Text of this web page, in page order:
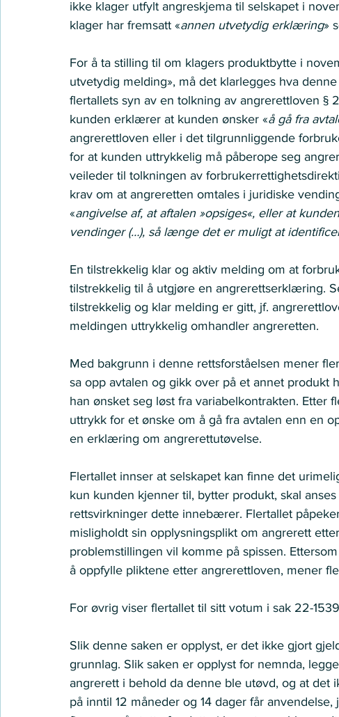
ikke klager utfylt angreskjema til selskapet i
klager har fremsatt «annen utvetydig erklæring»
For å ta stilling til om klagers produktbytte i
utvetydig melding», må det klarlegges hva
flertallets syn av en tolkning av angrerettloven §
kunden erklærer at kunden ønsker «å gå fra
angrerettloven eller i det tilgrunnliggende
for at kunden uttrykkelig må påberope seg
veileder til tolkningen av
krav om at angreretten omtales i juridiske
«angivelse af, at aftalen »opsiges«, eller at
vendinger (…), så længe det er muligt at
En tilstrekkelig klar og aktiv melding om at
tilstrekkelig til å utgjøre en angrerettserklæring.
tilstrekkelig og klar melding er gitt, jf.
meldingen uttrykkelig omhandler angreretten.
Med bakgrunn i denne rettsforståelsen mener
sa opp avtalen og gikk over på et annet produkt
han ønsket seg løst fra variabelkontrakten. Etter
uttrykk for et ønske om å gå fra avtalen enn en
en erklæring om angrerettutøvelse.
Flertallet innser at selskapet kan finne det
kun kunden kjenner til, bytter produkt, skal
rettsvirkninger dette innebærer. Flertallet
misligholdt sin opplysningsplikt om angrerett
problemstillingen vil komme på spissen.
å oppfylle pliktene etter angrerettloven, mener
For øvrig viser flertallet til sitt votum i sak 22-
Slik denne saken er opplyst, er det ikke gjort
grunnlag. Slik saken er opplyst for nemnda,
angrerett i behold da denne ble utøvd, og at det
på inntil 12 måneder og 14 dager får